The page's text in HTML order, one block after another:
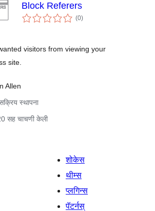
Block Referers
(0एकूण
मूल्यांकन
)
visitors from viewing your
site.
Allen
स्थापना
सह चाचणी केली
शोकेस
थीम्स
प्लगिन्स
पॅटर्नस्